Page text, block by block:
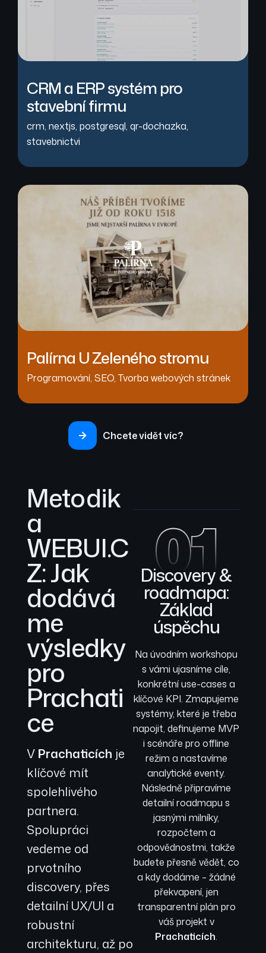
CRM a ERP systém pro
stavební firmu
crm, nextjs, postgresql, qr-dochazka,
stavebnictvi
Palírna U Zeleného stromu
Programování, SEO, Tvorba webových stránek
Chcete vidět víc?
Metodik
a
WEBUI.C
Z: Jak
dodává
me
výsledky
pro
Prachati
ce
V Prachaticích je
klíčové mít
spolehlivého
partnera.
Spolupráci
vedeme od
prvotního
discovery, přes
detailní UX/UI a
robustní
architekturu, až po
01
Discovery &
roadmapa:
Základ
úspěchu
Na úvodním workshopu
s vámi ujasníme cíle,
konkrétní use-cases a
klíčové KPI. Zmapujeme
systémy, které je třeba
napojit, definujeme MVP
i scénáře pro offline
režim a nastavíme
analytické eventy.
Následně připravíme
detailní roadmapu s
jasnými milníky,
rozpočtem a
odpovědnostmi, takže
budete přesně vědět, co
a kdy dodáme – žádné
překvapení, jen
transparentní plán pro
váš projekt v
Prachaticích.